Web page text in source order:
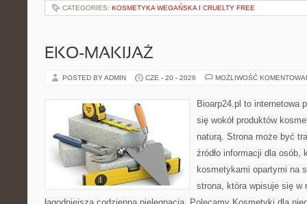
CATEGORIES: KOSMETYKA WEGAŃSKA I CRUELTY FREE
EKO-MAKIJAŻ
POSTED BY ADMIN CZE - 20 - 2026 MOŻLIWOŚĆ
Bioarp24.pl to internetowa
się wokół produktów
naturą. Strona może być
źródło informacji dla osób,
kosmetykami opartymi na
strona, która wpisuje się w